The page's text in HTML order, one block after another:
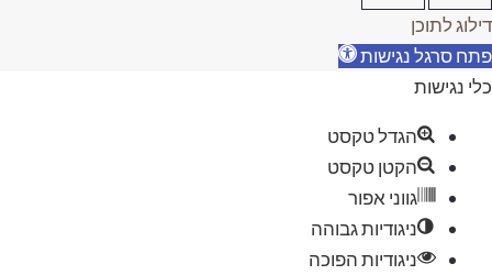
לתוכן
סרגל נגישות
נגישות
הגדל טקסט
הקטן טקסט
גווני אפור
ניגודיות גבוהה
ניגודיות הפוכה